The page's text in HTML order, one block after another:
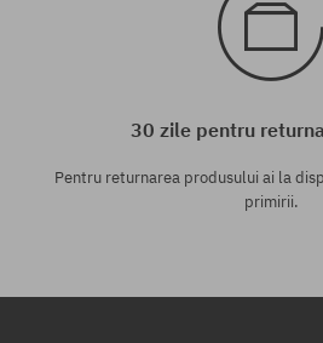
30 zile pentru
Pentru returnarea produsului ai la
primirii.